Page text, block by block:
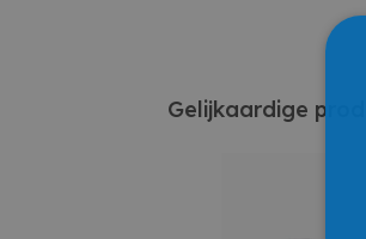
Gelijkaardige